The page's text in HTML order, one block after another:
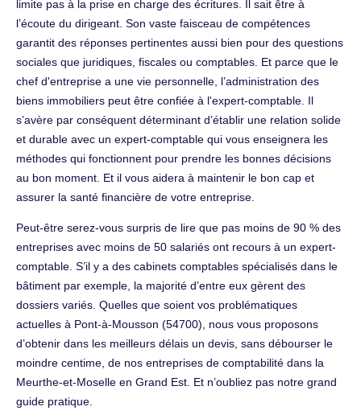
limite pas à la prise en charge des écritures. Il sait être à
l’écoute du dirigeant. Son vaste faisceau de compétences
garantit des réponses pertinentes aussi bien pour des questions
sociales que juridiques, fiscales ou comptables. Et parce que le
chef d'entreprise a une vie personnelle, l’administration des
biens immobiliers peut être confiée à l'expert-comptable. Il
s’avère par conséquent déterminant d’établir une relation solide
et durable avec un expert-comptable qui vous enseignera les
méthodes qui fonctionnent pour prendre les bonnes décisions
au bon moment. Et il vous aidera à maintenir le bon cap et
assurer la santé financière de votre entreprise.
Peut-être serez-vous surpris de lire que pas moins de 90 % des
entreprises avec moins de 50 salariés ont recours à un expert-
comptable. S’il y a des cabinets comptables spécialisés dans le
bâtiment par exemple, la majorité d’entre eux gèrent des
dossiers variés. Quelles que soient vos problématiques
actuelles à Pont-à-Mousson (54700), nous vous proposons
d’obtenir dans les meilleurs délais un devis, sans débourser le
moindre centime, de nos entreprises de comptabilité dans la
Meurthe-et-Moselle en Grand Est. Et n’oubliez pas notre grand
guide pratique.